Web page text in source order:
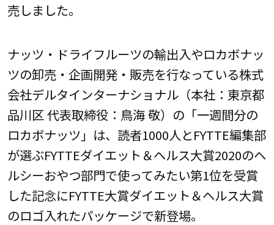
売しました。
ナッツ・ドライフルーツの輸出入やロカボナッ
ツの卸売・企画開発・販売を行なっている株式
会社デルタインターナショナル（本社：東京都
品川区 代表取締役：鳥海 敬）の「一週間分の
ロカボナッツ」は、読者1000人とFYTTE編集部
が選ぶFYTTEダイエット＆ヘルス大賞2020のヘ
ルシーおやつ部門で使ってみたい第1位を受賞
した記念にFYTTE大賞ダイエット＆ヘルス大賞
のロゴ入れたパッケージで新登場。